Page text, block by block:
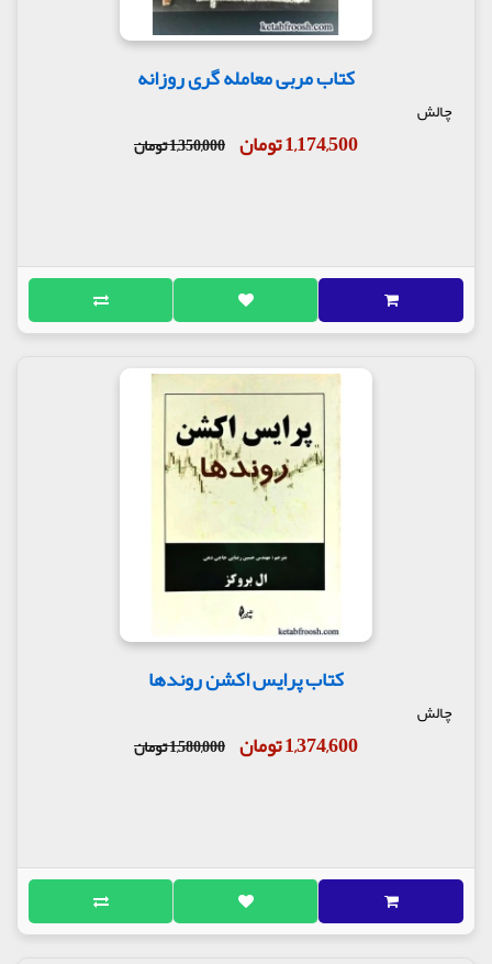
کتاب مربی معامله گری روزانه
چالش
1,174,500 تومان 1,350,000 تومان
کتاب پرایس اکشن روندها
چالش
1,374,600 تومان 1,580,000 تومان